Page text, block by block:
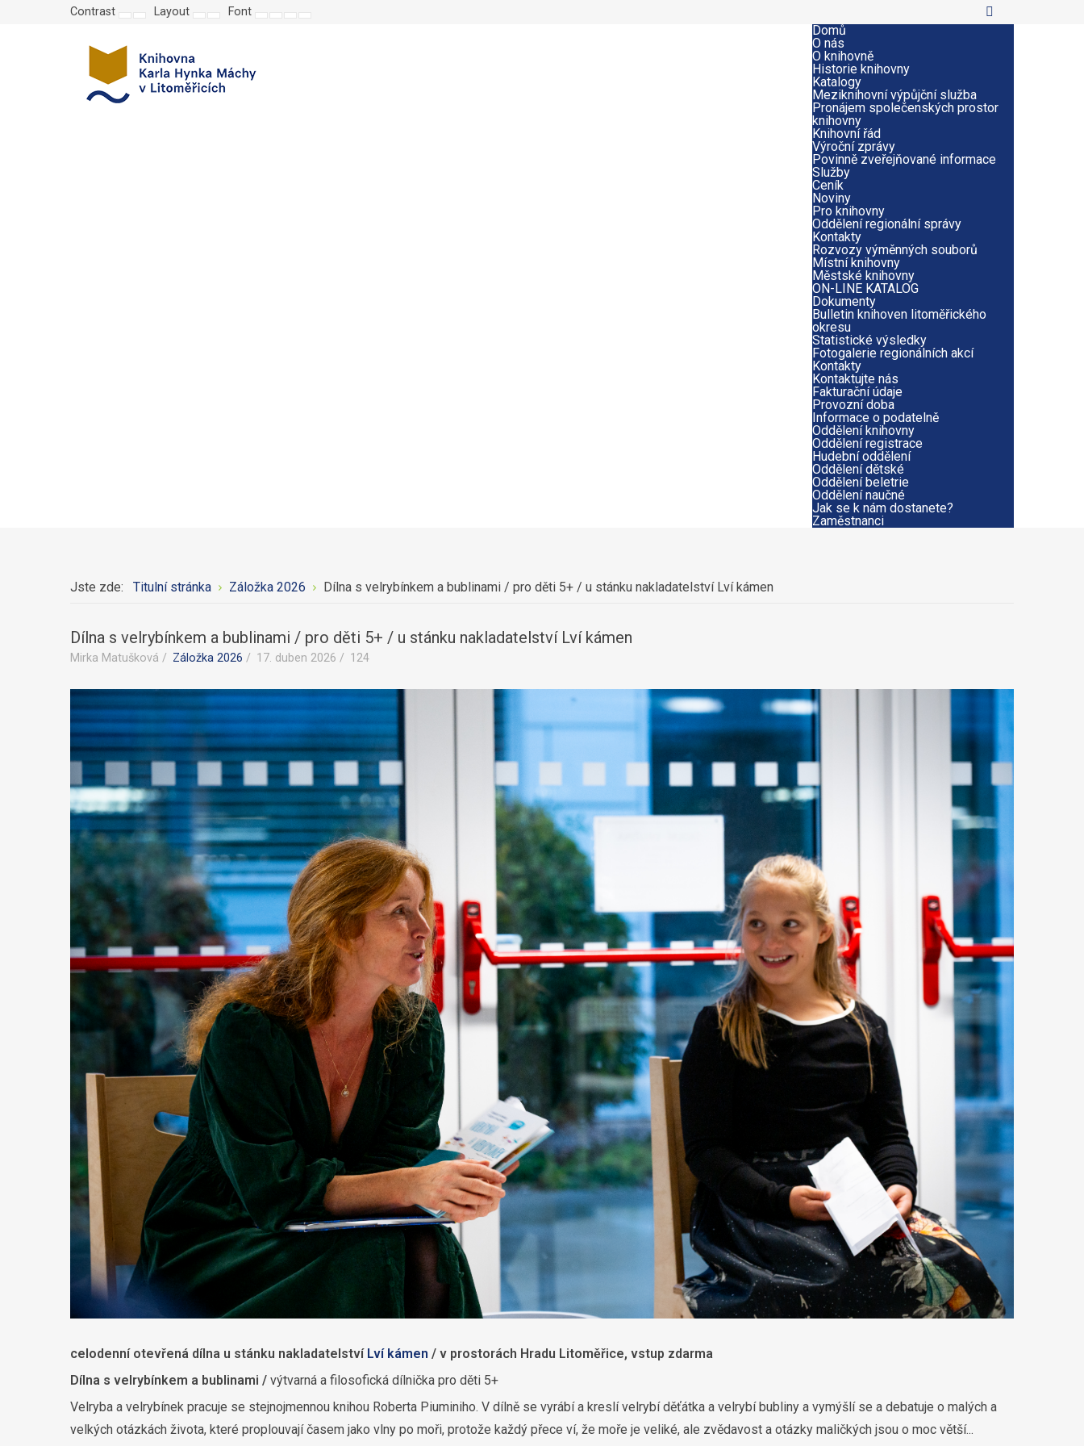
Contrast
Default
Night
Layout
FixedWide
Font
SetSetMakeSet
Domů
O nás
O knihovně
Historie knihovny
Katalogy
Meziknihovní výpůjční služba
Pronájem společenských prostor
knihovny
Knihovní řád
Výroční zprávy
Povinně zveřejňované informace
Služby
Ceník
Noviny
Pro knihovny
Oddělení regionální správy
Kontakty
Rozvozy výměnných souborů
Místní knihovny
Městské knihovny
ON-LINE KATALOG
Dokumenty
Bulletin knihoven litoměřického
okresu
Statistické výsledky
Fotogalerie regionálních akcí
Kontakty
Kontaktujte nás
Fakturační údaje
Provozní doba
Informace o podatelně
Oddělení knihovny
Oddělení registrace
Hudební oddělení
Oddělení dětské
Oddělení beletrie
Oddělení naučné
Jak se k nám dostanete?
Zaměstnanci
Jste zde: Titulní stránka Záložka 2026 Dílna s velrybínkem a bublinami / pro děti 5+ / u stánku nakladatelství Lví kámen
Dílna s velrybínkem a bublinami / pro děti 5+ / u stánku nakladatelství Lví kámen
Mirka Matušková Záložka 2026 17. duben 2026 124
celodenní otevřená dílna u stánku nakladatelství Lví kámen / v prostorách Hradu Litoměřice, vstup zdarma
Dílna s velrybínkem a bublinami / výtvarná a filosofická dílnička pro děti 5+
Velryba a velrybínek pracuje se stejnojmennou knihou Roberta Piuminiho. V dílně se vyrábí a kreslí velrybí děťátka a velrybí bubliny a vymýšlí se a debatuje o malých a
velkých otázkách života, které proplouvají časem jako vlny po moři, protože každý přece ví, že moře je veliké, ale zvědavost a otázky maličkých jsou o moc větší...